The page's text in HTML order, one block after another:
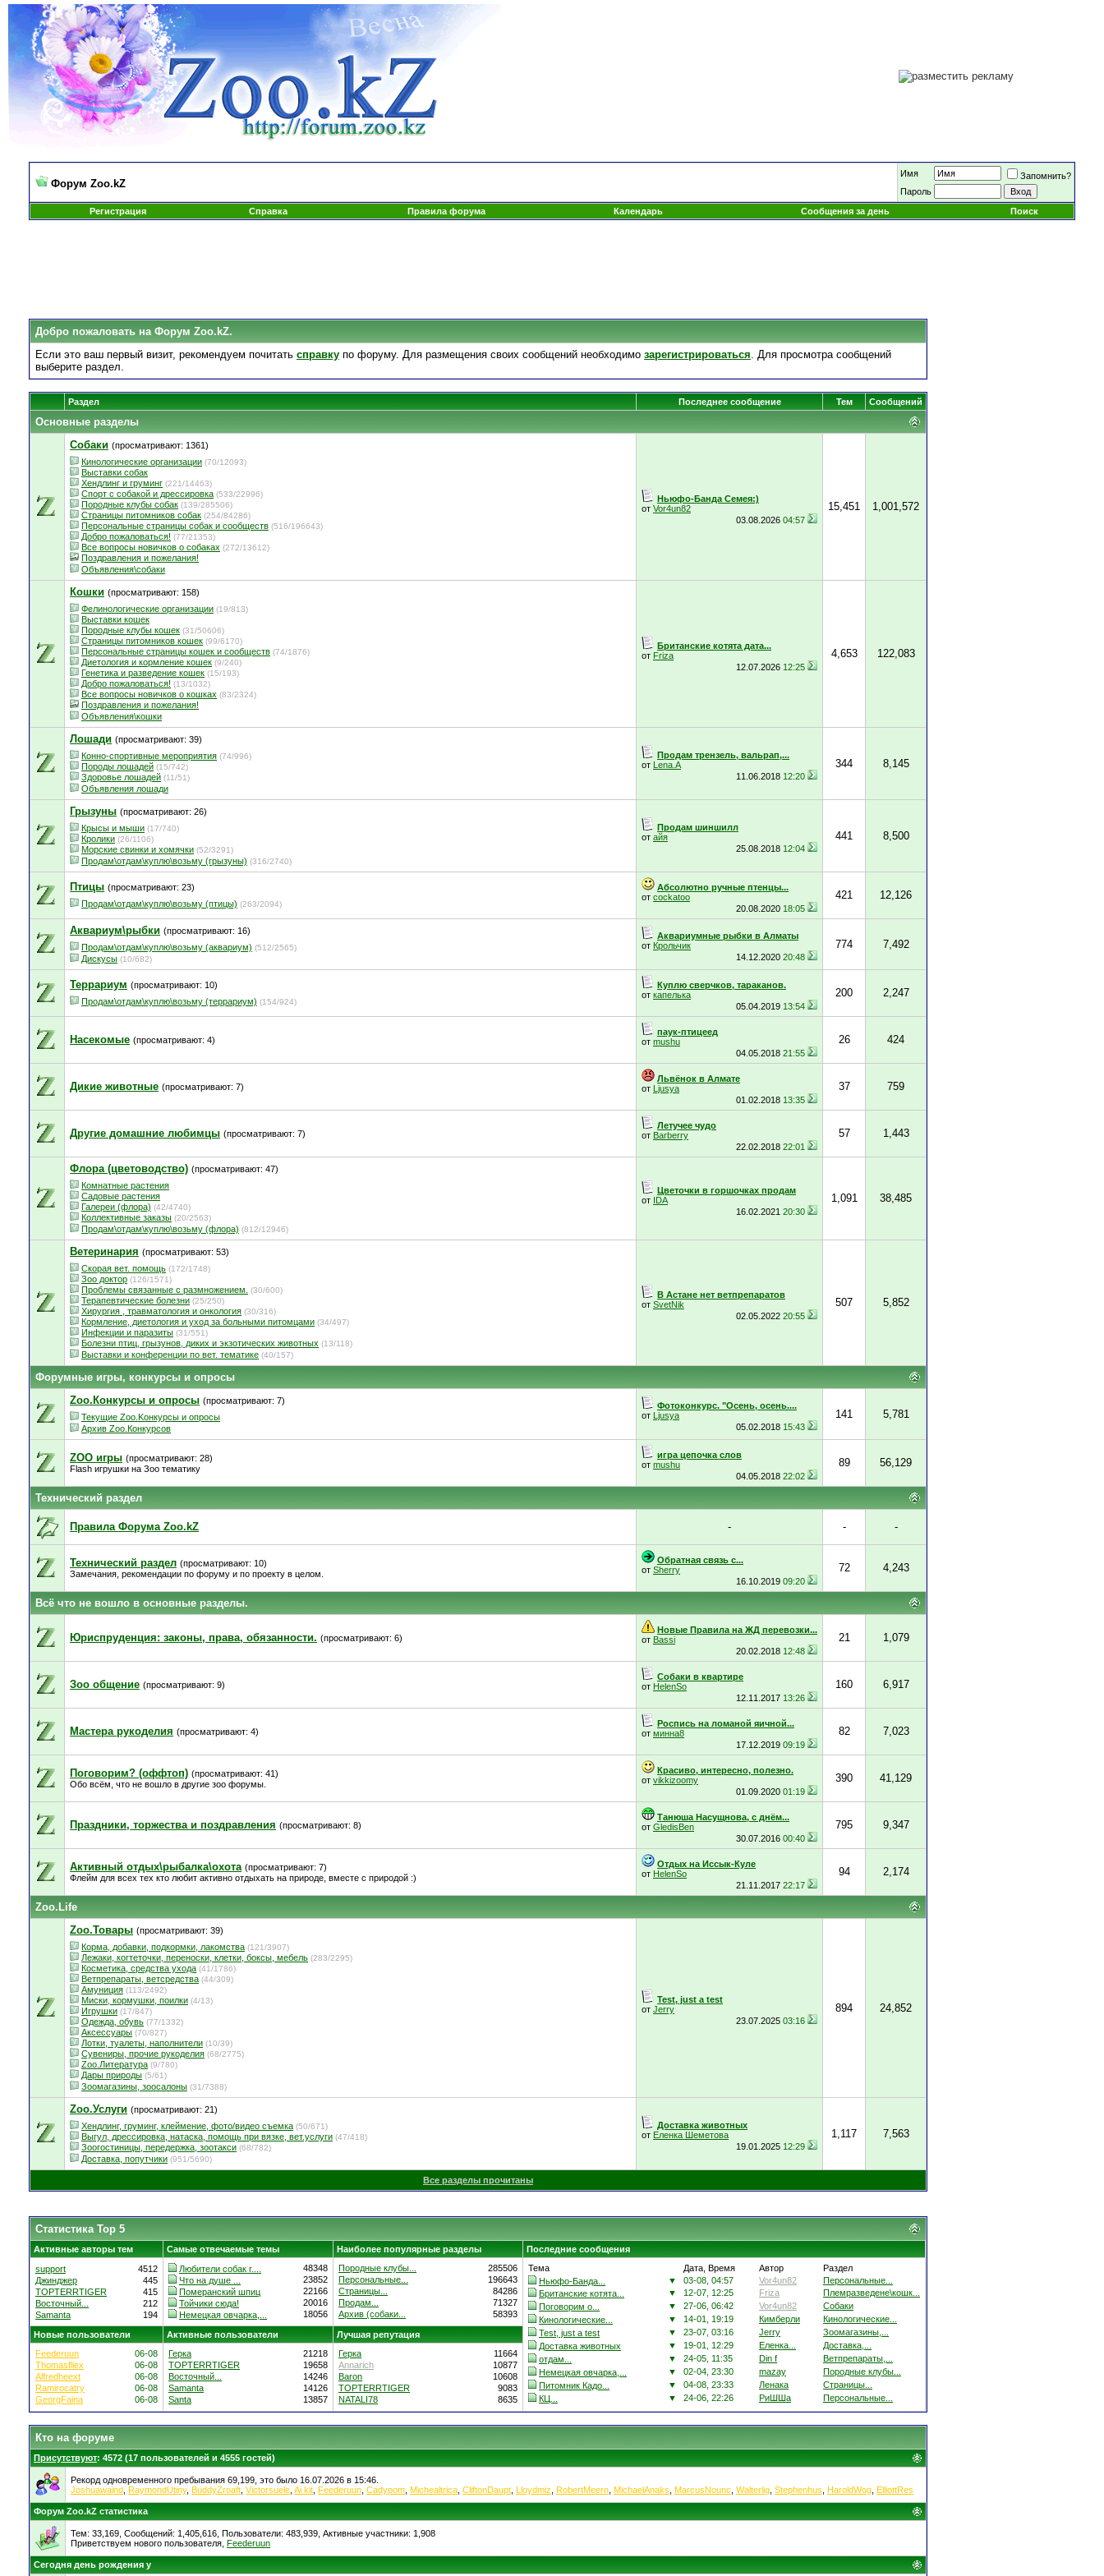
Форум Zoo.kZ
Имя
Запомнить?
Пароль
Регистрация
Справка Правила форума Календарь Сообщения за день Поиск
Добро пожаловать на Форум Zoo.kZ.
Если это ваш первый визит, рекомендуем почитать справку по форуму. Для размещения своих сообщений необходимо зарегистрироваться. Для просмотра сообщений
выберите раздел.
Раздел Последнее сообщение Тем Сообщений
Основные разделы
Собаки (просматривают: 1361)
Кинологические организации (70/12093)
Выставки собак
Хендлинг и груминг (221/14463)
Спорт с собакой и дрессировка (533/22996)
Породные клубы собак (139/285506)
Страницы питомников собак (254/84286)
Персональные страницы собак и сообществ (516/196643)
Добро пожаловаться! (77/21353)
Все вопросы новичков о собаках (272/13612)
Поздравления и пожелания!
Объявления\собаки
Ньюфо-Банда Семея:)
от Vor4un82
03.08.2026 04:57
15,451 1,001,572
Кошки (просматривают: 158)
Фелинологические организации (19/813)
Выставки кошек
Породные клубы кошек (31/50606)
Страницы питомников кошек (99/6170)
Персональные страницы кошек и сообществ (74/1876)
Диетология и кормление кошек (9/240)
Генетика и разведение кошек (15/193)
Добро пожаловаться! (13/1032)
Все вопросы новичков о кошках (83/2324)
Поздравления и пожелания!
Объявления\кошки
Британские котята дата...
от Friza
12.07.2026 12:25
4,653 122,083
Лошади (просматривают: 39)
Конно-спортивные мероприятия (74/996)
Породы лошадей (15/742)
Здоровье лошадей (11/51)
Объявления лошади
Продам трензель, вальрап,...
от Lena.A
11.06.2018 12:20
344 8,145
Грызуны (просматривают: 26)
Крысы и мыши (17/740)
Кролики (26/1106)
Морские свинки и хомячки (52/3291)
Продам\отдам\куплю\возьму (грызуны) (316/2740)
Продам шиншилл
от айя
25.08.2018 12:04
441 8,500
Птицы (просматривают: 23)
Продам\отдам\куплю\возьму (птицы) (263/2094)
Абсолютно ручные птенцы...
от cockatoo
20.08.2020 18:05
421 12,126
Аквариум\рыбки (просматривают: 16)
Продам\отдам\куплю\возьму (аквариум) (512/2565)
Дискусы (10/682)
Аквариумные рыбки в Алматы
от Крольчик
14.12.2020 20:48
774 7,492
Террариум (просматривают: 10)
Продам\отдам\куплю\возьму (террариум) (154/924)
Куплю сверчков, тараканов.
от капелька
05.04.2019 13:54
200 2,247
Насекомые (просматривают: 4)
паук-птицеед
от mushu
04.05.2018 21:55
26 424
Дикие животные (просматривают: 7)
Львёнок в Алмате
от Ljusya
01.02.2018 13:35
37 759
Другие домашние любимцы (просматривают: 7)
Летучее чудо
от Barberry
22.02.2018 22:01
57 1,443
Флора (цветоводство) (просматривают: 47)
Комнатные растения
Садовые растения
Галереи (флора) (42/4740)
Коллективные заказы (20/2563)
Продам\отдам\куплю\возьму (флора) (812/12946)
Цветочки в горшочках продам
от IDA
16.02.2021 20:30
1,091 38,485
Ветеринария (просматривают: 53)
Скорая вет. помощь (172/1748)
Зоо доктор (126/1571)
Проблемы связанные с размножением. (30/600)
Терапевтические болезни (25/250)
Хирургия , травматология и онкология (30/316)
Кормление, диетология и уход за больными питомцами (34/497)
Инфекции и паразиты (31/551)
Болезни птиц, грызунов, диких и экзотических животных (13/118)
Выставки и конференции по вет. тематике (40/157)
В Астане нет ветпрепаратов
от SvetNik
02.05.2022 20:55
507 5,852
Форумные игры, конкурсы и опросы
Zoo.Конкурсы и опросы (просматривают: 7)
Текущие Zoo.Kонкурсы и опросы
Архив Zoo.Конкурсов
Фотоконкурс. "Осень, осень....
от Ljusya
05.02.2018 15:43
141 5,781
ZOO игры (просматривают: 28)
Flash игрушки на Зоо тематику
игра цепочка слов
от mushu
04.05.2018 22:02
89 56,129
Технический раздел
Правила Форума Zoo.kZ - - -
Технический раздел (просматривают: 10)
Замечания, рекомендации по форуму и по проекту в целом.
Обратная связь с...
от Sherry
16.10.2019 09:20
72 4,243
Всё что не вошло в основные разделы.
Юриспруденция: законы, права, обязанности. (просматривают: 6)
Новые Правила на ЖД перевозки...
от Bassi
20.02.2018 12:48
21 1,079
Зоо общение (просматривают: 9)
Собаки в квартире
от HelenSo
12.11.2017 13:26
160 6,917
Мастера рукоделия (просматривают: 4)
Роспись на ломаной яичной...
от минна8
17.12.2019 09:19
82 7,023
Поговорим? (оффтоп) (просматривают: 41)
Обо всём, что не вошло в другие зоо форумы.
Красиво, интересно, полезно.
от vikkizoomy
01.09.2020 01:19
390 41,129
Праздники, торжества и поздравления (просматривают: 8)
Танюша Насущнова, с днём...
от GledisBen
30.07.2016 00:40
795 9,347
Активный отдых\рыбалка\охота (просматривают: 7)
Флейм для всех тех кто любит активно отдыхать на природе, вместе с природой :)
Отдых на Иссык-Куле
от HelenSo
21.11.2017 22:17
94 2,174
Zoo.Life
Zoo.Товары (просматривают: 39)
Корма, добавки, подкормки, лакомства (121/3907)
Лежаки, когтеточки, переноски, клетки, боксы, мебель (283/2295)
Косметика, средства ухода (41/1786)
Ветпрепараты, ветсредства (44/309)
Амуниция (113/2492)
Миски, кормушки, поилки (4/13)
Игрушки (17/847)
Одежда, обувь (77/1332)
Аксессуары (70/827)
Лотки, туалеты, наполнители (10/39)
Сувениры, прочие рукоделия (68/2775)
Zoo.Литература (9/780)
Дары природы (5/61)
Зоомагазины, зоосалоны (31/7388)
Test, just a test
от Jerry
23.07.2025 03:16
894 24,852
Zoo.Услуги (просматривают: 21)
Хендлинг, груминг, клеймение, фото/видео съемка (50/671)
Выгул, дрессировка, натаска, помощь при вязке, вет.услуги (47/418)
Зоогостиницы, передержка, зоотакси (68/782)
Доставка, попутчики (951/5690)
Доставка животных
от Еленка Шеметова
19.01.2025 12:29
1,117 7,563
Все разделы прочитаны
Статистика Top 5
Активные авторы тем Самые отвечаемые темы Наиболее популярные разделы
Последние сообщения
support
4512
Джинджер
445
TOPTERRTIGER
415
Восточный...
212
Samanta
194
Любители собак г....
48348
Что на душе ...
23852
Померанский шпиц
22166
Тойчики сюда!
20016
Немецкая овчарка,...
18056
Породные клубы...
285506
Персональные...
196643
Страницы...
84286
Продам...
71327
Архив (собаки...
58393
Тема Дата, Время Автор
Раздел
Ньюфо-Банда...
▼ 03-08, 04:57 Vor4un82
Персональные...
Британские котята...
▼ 12-07, 12:25 Friza
Племразведене\кошк...
Поговорим о...
▼ 27-06, 06:42 Vor4un82
Собаки
Кинологические...
▼ 14-01, 19:19 Кимберли
Кинологические...
Test, just a test
▼ 23-07, 03:16 Jerry
Зоомагазины,...
Доставка животных
▼ 19-01, 12:29 Еленка...
Доставка,...
отдам...
▼ 24-05, 11:35 Din f
Ветпрепараты,...
Немецкая овчарка,...
▼ 02-04, 23:30 mazay
Породные клубы...
Питомник Кадо...
▼ 04-08, 23:33 Ленака
Страницы...
КЦ...
▼ 24-06, 22:26 РиШШа Персональные...
Новые пользователи Активные пользователи
Лучшая репутация
Feederuun
06-08
Thomasfliex
06-08
Alfredheext
06-08
Ramirocatry
06-08
GeorgFaina
06-08
Герка
21218
TOPTERRTIGER
19658
Восточный...
14246
Samanta
14126
Santa
13857
Герка
11664
Annarich
10877
Baron
10608
TOPTERRTIGER
9083
NATALI78
8635
Кто на форуме
Присутствуют: 4572 (17 пользователей и 4555 гостей)
Рекорд одновременного пребывания 69,199, это было 16.07.2026 в 15:46.
Joshuawaind RaymondUtiny, BuddyZroaft Victorsuele Ai kit Feederuun Cadypom Michealtrica CliftonDaupt Lloydmiz RobertMeern MichaelAnaks MarcusNounc Walterlig Stephenhus HaroldWog ElliottRes
Форум Zoo.kZ статистика
Тем: 33,169, Сообщений: 1,405,616, Пользователи: 483,939, Активные участники: 1,908
Приветствуем нового пользователя, Feederuun
Сегодня день рождения у